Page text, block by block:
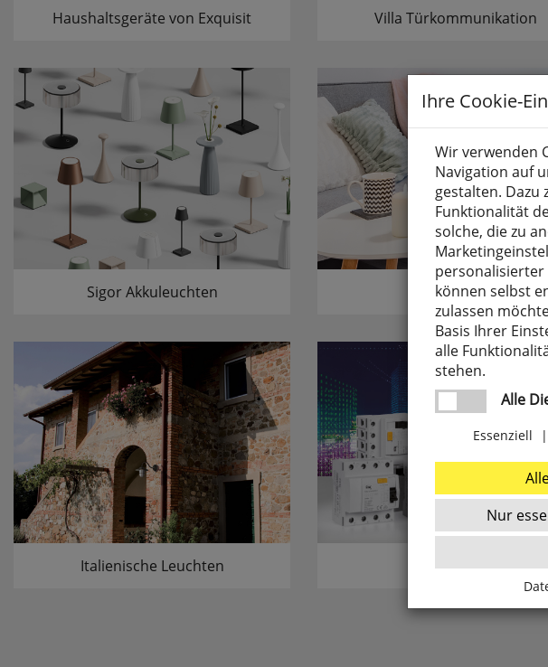
Haushaltsgeräte von Exquisit Villa Türkommunikation
Sigor Akkuleuchten LED-Kerzen
Italienische Leuchten Ideal
Ihre Cookie-
Wir verwenden
Navigation auf
gestalten. Dazu
Funktionalität
solche, die zu
personalisierter
können selbst
zulassen
Basis Ihrer
alle
stehen.
Alle
Essenziell |
Nur